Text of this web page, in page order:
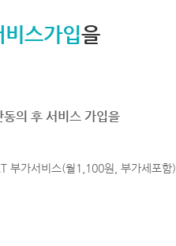
스가입을
동의 후 서비스 가입을
부가서비스(월1,100원, 부가세포함)